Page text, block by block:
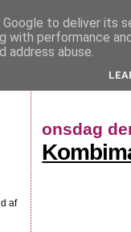
onsdag
af
to deliver its
with performance
abuse.